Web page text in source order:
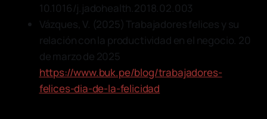
10.1016/j.jadohealth.2018.02.003
Vázques, V. (2025) Trabajadores felices y su
relación con la productividad en el negocio. 20
de marzo de 2025
https://www.buk.pe/blog/trabajadores-
felices-dia-de-la-felicidad